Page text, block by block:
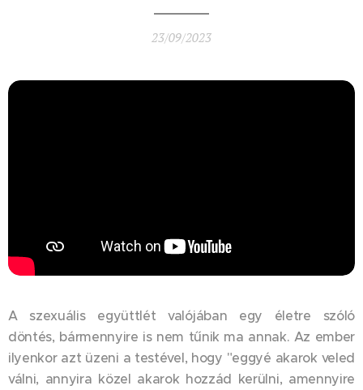
23/09/2023
A szexuális együttlét valójában egy életre szóló
döntés, bármennyire is nem tűnik ma annak. Az ember
ilyenkor azt üzeni a testével, hogy "eggyé akarok veled
válni, annyira közel akarok hozzád kerülni, amennyire